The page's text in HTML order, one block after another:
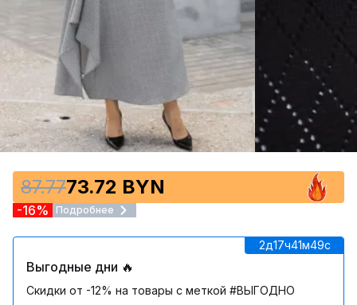
87.7773.72 BYN
-16% Подробнее
2д17ч41м49c
Выгодные дни 🔥
Скидки от -12% на товары с меткой #ВЫГОДНО